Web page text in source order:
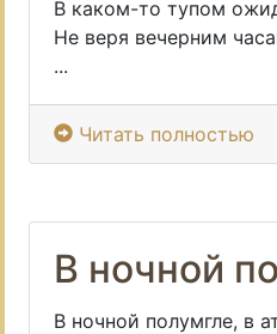
В каком-то тупом
Не веря вечерним
...
Читать полностью
В ночной
В ночной полумгле, в